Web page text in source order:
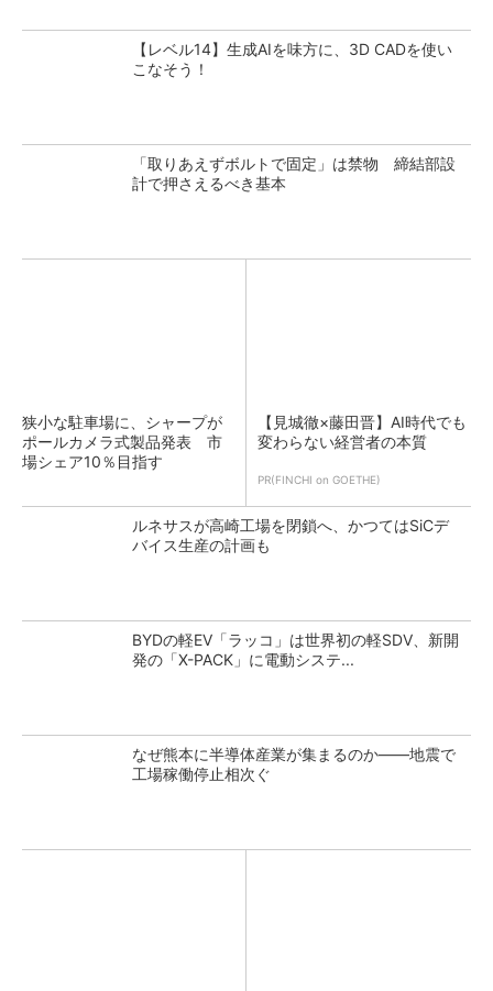
【レベル14】生成AIを味方に、3D CADを使い
こなそう！
「取りあえずボルトで固定」は禁物 締結部設
計で押さえるべき基本
狭小な駐車場に、シャープが
ポールカメラ式製品発表 市
場シェア10％目指す
【見城徹×藤田晋】AI時代でも
変わらない経営者の本質
PR(FINCHI on GOETHE)
ルネサスが高崎工場を閉鎖へ、かつてはSiCデ
バイス生産の計画も
BYDの軽EV「ラッコ」は世界初の軽SDV、新開
発の「X-PACK」に電動システ...
なぜ熊本に半導体産業が集まるのか――地震で
工場稼働停止相次ぐ